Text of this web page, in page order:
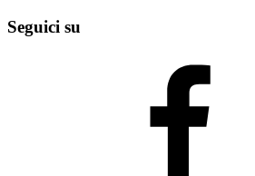
Seguici su